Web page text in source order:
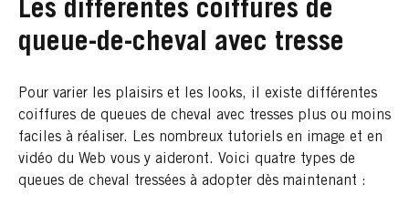
Les différentes coiffures de
queue-de-cheval avec tresse
Pour varier les plaisirs et les looks, il existe différentes
coiffures de queues de cheval avec tresses plus ou moins
faciles à réaliser. Les nombreux tutoriels en image et en
vidéo du Web vous y aideront. Voici quatre types de
queues de cheval tressées à adopter dès maintenant :